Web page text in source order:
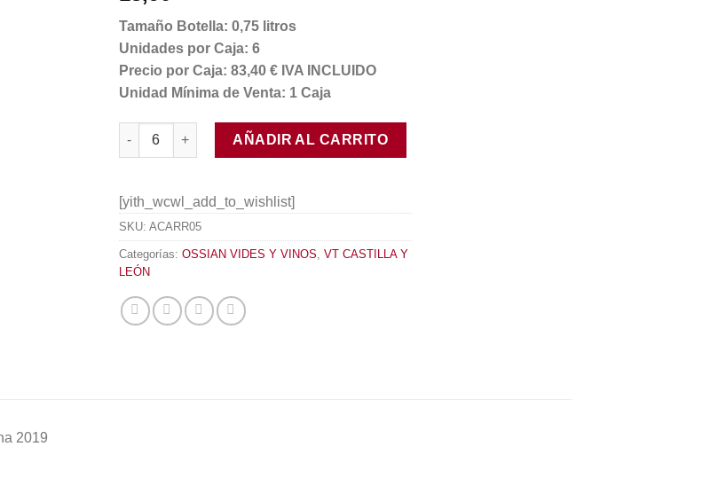
Tamaño Botella: 0,75 litros
Unidades por Caja: 6
Precio por Caja: 83,40 € IVA INCLUIDO
Unidad Mínima de Venta: 1 Caja
Ossian Quintaluna 2019 cantidad
AÑADIR AL CARRITO
[yith_wcwl_add_to_wishlist]
SKU: ACARR05
Categorías: OSSIAN VIDES Y VINOS VT CASTILLA Y
LEÓN
2019